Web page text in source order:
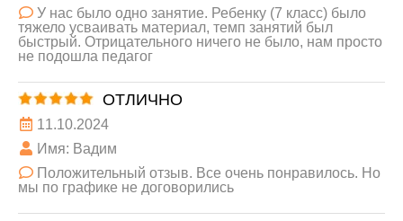
У нас было одно занятие. Ребенку (7 класс) было
тяжело усваивать материал, темп занятий был
быстрый. Отрицательного ничего не было, нам просто
не подошла педагог
ОТЛИЧНО
11.10.2024
Имя: Вадим
Положительный отзыв. Все очень понравилось. Но
мы по графике не договорились